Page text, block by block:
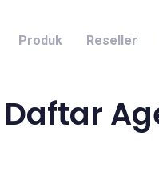
Produk Reseller
Daftar